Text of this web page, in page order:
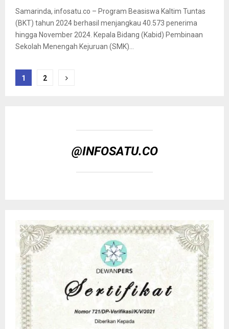
Samarinda, infosatu.co – Program Beasiswa Kaltim Tuntas
(BKT) tahun 2024 berhasil menjangkau 40.573 penerima
hingga November 2024. Kepala Bidang (Kabid) Pembinaan
Sekolah Menengah Kejuruan (SMK)...
Paginasi
1 2
@INFOSATU.CO